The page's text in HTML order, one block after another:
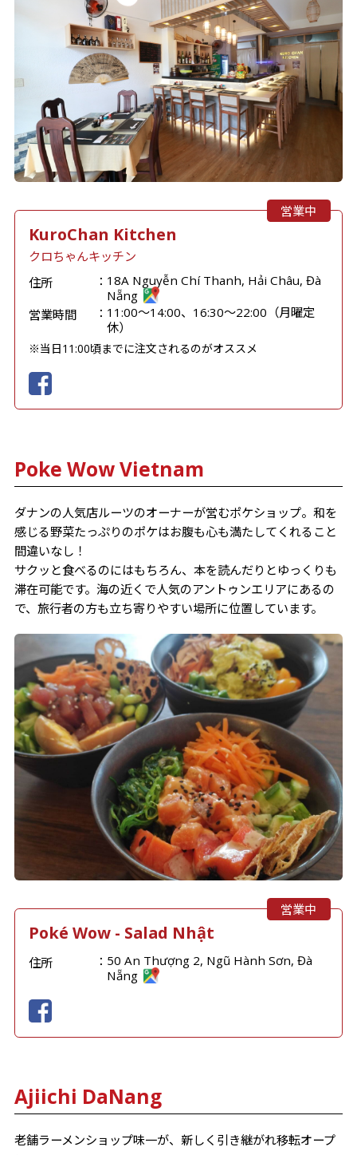
営業中
KuroChan Kitchen
クロちゃんキッチン
住所
18A Nguyễn Chí Thanh, Hải Châu, Đà
Nẵng
営業時間
11:00～14:00、16:30～22:00（月曜定
休）
※当日11:00頃までに注文されるのがオススメ
Poke Wow Vietnam
ダナンの人気店ルーツのオーナーが営むポケショップ。和を
感じる野菜たっぷりのポケはお腹も心も満たしてくれること
間違いなし！
サクッと食べるのにはもちろん、本を読んだりとゆっくりも
滞在可能です。海の近くで人気のアントゥンエリアにあるの
で、旅行者の方も立ち寄りやすい場所に位置しています。
営業中
Poké Wow - Salad Nhật
住所
50 An Thượng 2, Ngũ Hành Sơn, Đà
Nẵng
Ajiichi DaNang
老舗ラーメンショップ味一が、新しく引き継がれ移転オープ